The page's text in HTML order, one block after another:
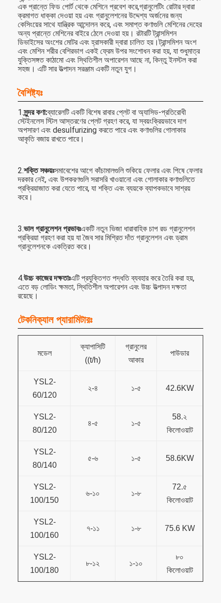
এক প্রান্তে ফিড পোর্ট থেকে মেশিনে প্রবেশ করে,গ্রানুলেটিং রোটার দ্বারা
ক্রমাগত ধাক্কা দেওয়া হয় এবং গ্রানুলেশনের উদ্দেশ্য অর্জনের জন্য
কেসিংয়ের সাথে যান্ত্রিক আন্দোলন করে, এবং সমাপ্ত কণাগুলি মেশিনের দেহের
অন্য প্রান্তে মেশিনের বাইরে ঠেলে দেওয়া হয়। রটারটি ট্রান্সমিশন
ডিভাইসের অংশের মোটর এবং হ্রাসকারী দ্বারা চালিত হয়।ট্রান্সমিশন অংশ
এবং মেশিন শরীর বেশিরভাগ একই ফ্রেম উপর সংশোধন করা হয়, যা শুধুমাত্র
যুক্তিসঙ্গত কাঠামো এবং স্থিতিশীল অপারেশন আছে না, কিন্তু ইনস্টল করা
সহজ। এটি সার উত্পাদন সরঞ্জাম একটি নতুন যুগ।
বৈশিষ্ট্যঃ
1.সুন্দর কণা:ব্যারেলটি একটি বিশেষ রাবার প্লেট বা অ্যাসিড-প্রতিরোধী
স্টেইনলেস স্টিল আস্তরণের প্লেট গ্রহণ করে, যা স্বয়ংক্রিয়ভাবে দাগ
অপসারণ এবং desulfurizing করতে পারে এবং কণাগুলির গোলাকার
আকৃতি বজায় রাখতে পারে।
2.শক্তি সঞ্চয়ঃসমাবেশের আগে কাঁচামালগুলি শুকিয়ে ফেলার এবং পিষে ফেলার
দরকার নেই, এবং উপকরণগুলি সরাসরি খাওয়ানো এবং গোলাকার কণাগুলিতে
প্রক্রিয়াজাত করা যেতে পারে, যা শক্তি এবং ব্যয়কে ব্যাপকভাবে সাশ্রয়
করে।
3.ভাল গ্রানুলেশন প্রভাবঃএকটি নতুন ভিজা ধারাবাহিক চাপ রড গ্রানুলেশন
প্রক্রিয়া গ্রহণ করা হয় যা জৈব সার মিশ্রিত দাঁত গ্রানুলেশন এবং ড্রাম
গ্রানুলেশনকে একত্রিত করে।
4.উচ্চ কাজের দক্ষতাঃএটি প্রযুক্তিগত পদ্ধতি ব্যবহার করে তৈরি করা হয়,
এতে বড় লোডিং ক্ষমতা, স্থিতিশীল অপারেশন এবং উচ্চ উত্পাদন দক্ষতা
রয়েছে।
টেকনিক্যাল প্যারামিটারঃ
মডেল
ক্যাপাসিটি
((t/h)
গ্রানুলের
আকার
পাউডার
YSL2-
60/120
২-৪ ১-৫ 42.6KW
YSL2-
80/120
৪-৫ ১-৫
58.২
কিলোওয়াট
YSL2-
80/140
৫-৬ ১-৫ 58.6KW
YSL2-
100/150
৬-১০ ১-৮
72.৫
কিলোওয়াট
YSL2-
100/160
৭-১১ ১-৮ 75.6 KW
YSL2-
100/180
৮-১২ ১-১০
৮০
কিলোওয়াট